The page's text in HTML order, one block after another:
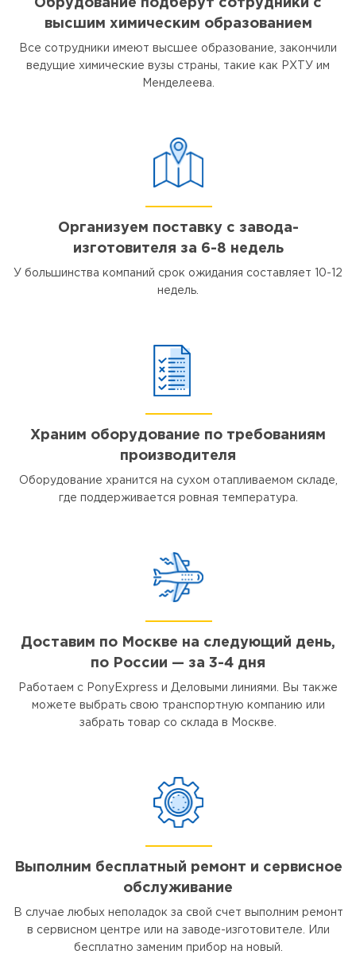
Обрудование подберут сотрудники с
высшим химическим образованием
Все сотрудники имеют высшее образование, закончили
ведущие химические вузы страны, такие как РХТУ им
Менделеева.
Организуем поставку с завода-
изготовителя за 6-8 недель
У большинства компаний срок ожидания составляет 10-12
недель.
Храним оборудование по требованиям
производителя
Оборудование хранится на сухом отапливаемом складе,
где поддерживается ровная температура.
Доставим по Москве на следующий день,
по России — за 3-4 дня
Работаем с PonyExpress и Деловыми линиями. Вы также
можете выбрать свою транспортную компанию или
забрать товар со склада в Москве.
Выполним бесплатный ремонт и сервисное
обслуживание
В случае любых неполадок за свой счет выполним ремонт
в сервисном центре или на заводе-изготовителе. Или
бесплатно заменим прибор на новый.